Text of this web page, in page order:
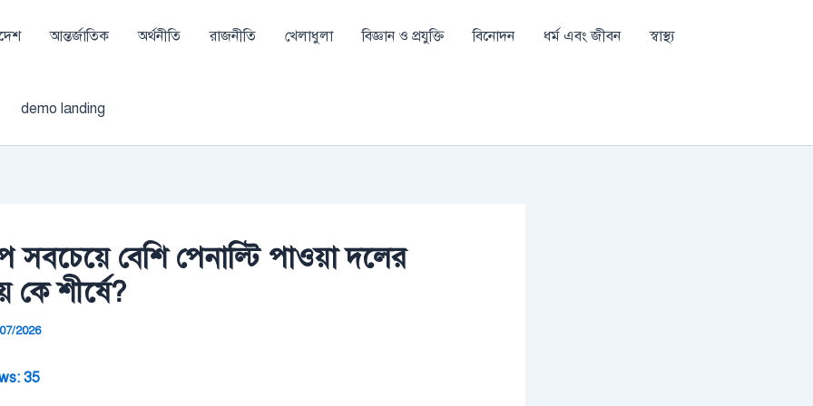
আন্তর্জাতিক অর্থনীতি রাজনীতি খেলাধুলা বিজ্ঞান ও প্রযুক্তি বিনোদন ধর্ম এবং জীবন স্বাস্থ্য
demo landing
সবচেয়ে বেশি পেনাল্টি পাওয়া দলের
কে শীর্ষে?
2026
35